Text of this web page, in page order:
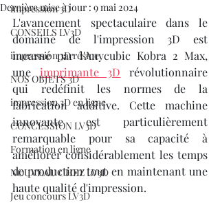
impression 3D
CONSEILS LV3D
impression 3D résine
NOS OBJETS 3D
impression 3D en ligne
CONCESSION LV3D
Formation en ligne
NOUVEAU CHEZ LV3D
Jeu concours LV3D
Dernière mise à jour : 9 mai 2024
L'avancement spectaculaire dans le
domaine de l'impression 3D est
incarné par l'Anycubic Kobra 2 Max,
une imprimante 3D révolutionnaire
qui redéfinit les normes de la
fabrication additive. Cette machine
innovante est particulièrement
remarquable pour sa capacité à
améliorer considérablement les temps
de production tout en maintenant une
haute qualité d'impression.